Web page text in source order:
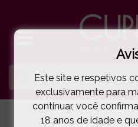
Este site e respetivos
exclusivamente para
continuar, você
18 anos de idade e